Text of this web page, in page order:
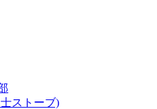
ストーブ)